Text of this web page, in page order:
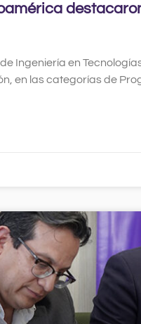
Ingeniería en
en las categorías de